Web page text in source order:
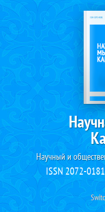
Научный и
ISSN 2072-